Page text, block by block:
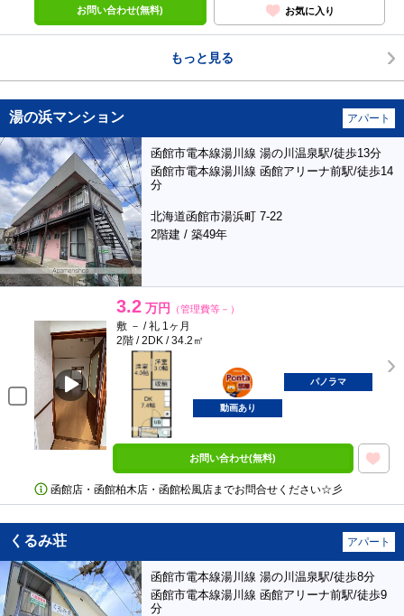
お問い合わせ(無料) お気に入り
もっと見る
湯の浜マンション アパート
函館市電本線湯川線 湯の川温泉駅/徒歩13分
函館市電本線湯川線 函館アリーナ前駅/徒歩14
分
北海道函館市湯浜町 7-22
2階建 / 築49年
3.2 万円 （管理費等－）
敷 － / 礼 1ヶ月
2階 / 2DK / 34.2㎡
ポンタ
部屋
パノラマ
動画あり
お問い合わせ(無料)
函館店・函館柏木店・函館松風店までお問合せください☆彡
くるみ荘 アパート
函館市電本線湯川線 湯の川温泉駅/徒歩8分
函館市電本線湯川線 函館アリーナ前駅/徒歩9
分